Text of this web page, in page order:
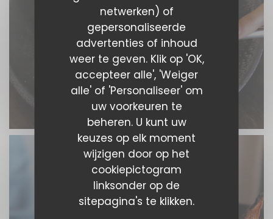
netwerken) of
gepersonaliseerde
advertenties of inhoud
weer te geven. Klik op 'OK,
accepteer alle', 'Weiger
alle' of 'Personaliseer' om
uw voorkeuren te
beheren. U kunt uw
keuzes op elk moment
wijzigen door op het
cookiepictogram
linksonder op de
sitepagina's te klikken.